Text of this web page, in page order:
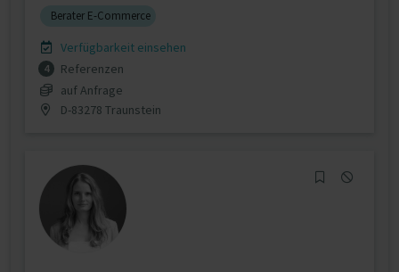
Berater E-Commerce
Verfügbarkeit einsehen
4
Referenzen
auf Anfrage
D-83278 Traunstein